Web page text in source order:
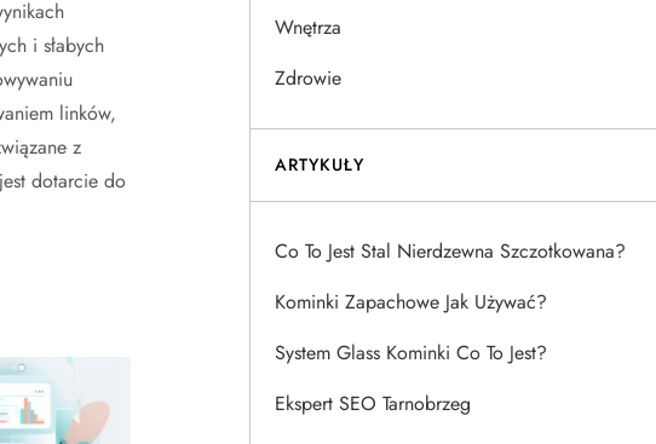
i słabych
linków,
z
dotarcie do
Wnętrza
Zdrowie
ARTYKUŁY
Co To Jest Stal Nierdzewna Szczotkowana?
Kominki Zapachowe Jak Używać?
System Glass Kominki Co To Jest?
Ekspert SEO Tarnobrzeg